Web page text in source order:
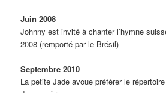
Juin 2008
Johnny est invité à chanter l’hymne
2008 (remporté par le Brésil)
Septembre 2010
La petite Jade avoue préférer le